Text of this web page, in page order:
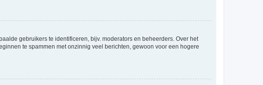
gebruikers te identificeren, bijv. moderators en beheerders. Over het
te spammen met onzinnig veel berichten, gewoon voor een hogere